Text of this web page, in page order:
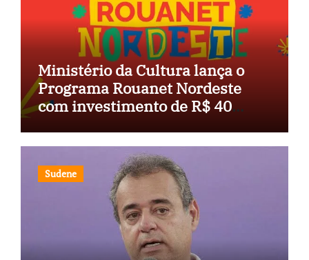
Ministério da Cultura lança o
Programa Rouanet Nordeste
com investimento de R$ 40
Sudene